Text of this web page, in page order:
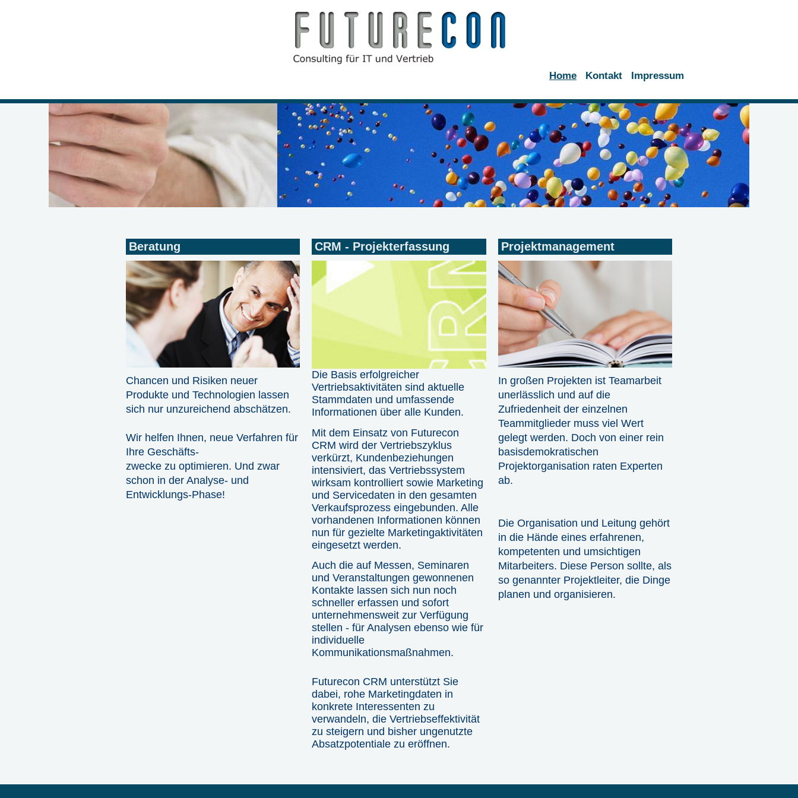
Home Kontakt Impressum
Beratung
Chancen und Risiken neuer
Produkte und Technologien lassen
sich nur unzureichend abschätzen.
Wir helfen Ihnen, neue Verfahren für
Ihre Geschäfts-
zwecke zu optimieren. Und zwar
schon in der Analyse- und
Entwicklungs-Phase!
CRM - Projekterfassung
Die Basis erfolgreicher
Vertriebsaktivitäten sind aktuelle
Stammdaten und umfassende
Informationen über alle Kunden.
Mit dem Einsatz von Futurecon
CRM wird der Vertriebszyklus
verkürzt, Kundenbeziehungen
intensiviert, das Vertriebssystem
wirksam kontrolliert sowie Marketing
und Servicedaten in den gesamten
Verkaufsprozess eingebunden. Alle
vorhandenen Informationen können
nun für gezielte Marketingaktivitäten
eingesetzt werden.
Auch die auf Messen, Seminaren
und Veranstaltungen gewonnenen
Kontakte lassen sich nun noch
schneller erfassen und sofort
unternehmensweit zur Verfügung
stellen - für Analysen ebenso wie für
individuelle
Kommunikationsmaßnahmen.
Futurecon CRM unterstützt Sie
dabei, rohe Marketingdaten in
konkrete Interessenten zu
verwandeln, die Vertriebseffektivität
zu steigern und bisher ungenutzte
Absatzpotentiale zu eröffnen.
Projektmanagement
In großen Projekten ist Teamarbeit
unerlässlich und auf die
Zufriedenheit der einzelnen
Teammitglieder muss viel Wert
gelegt werden. Doch von einer rein
basisdemokratischen
Projektorganisation raten Experten
ab.
Die Organisation und Leitung gehört
in die Hände eines erfahrenen,
kompetenten und umsichtigen
Mitarbeiters. Diese Person sollte, als
so genannter Projektleiter, die Dinge
planen und organisieren.